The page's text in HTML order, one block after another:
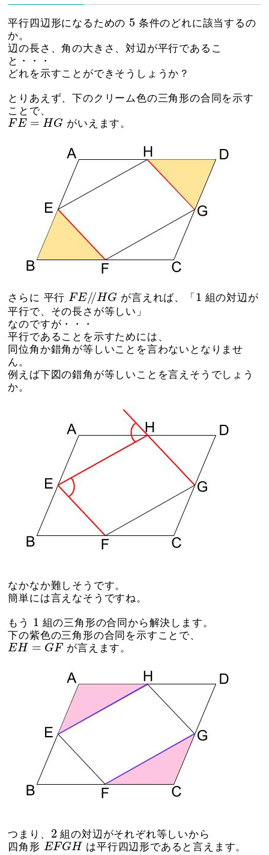
平行四辺形になるための 5
5 条件のどれに該当するの
か。
辺の長さ、角の大きさ、対辺が平行であるこ
と・・・
どれを示すことができそうしょうか？
とりあえず、下のクリーム色の三角形の合同を示す
ことで、
FE = HG
FE= H G がいえます。
さらに 平行FE//HG
FE/ /HG が言えれば、「 1
1 組の対辺が
平行で、その長さが等しい」
なのですが・・・
平行であることを示すためには、
同位角か錯角が等しいことを言わないとなりませ
ん。
例えば下図の錯角が等しいことを言えそうでしょう
か。
なかなか難しそうです。
簡単には言えなそうですね。
もう 1
1 組の三角形の合同から解決します。
下の紫色の三角形の合同を示すことで、
EH = GF
EH=G F が言えます。
つまり、 2
2 組の対辺がそれぞれ等しいから
四角形 EFGH
EFGH は平行四辺形であると言えます。